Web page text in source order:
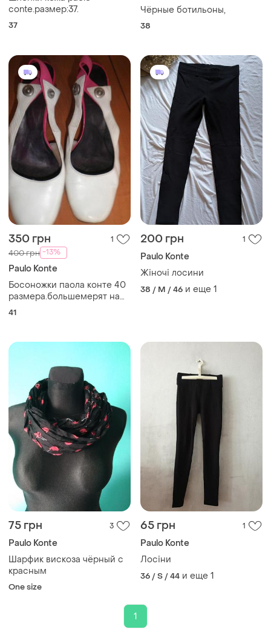
conte.размер:37.
37
Чёрные ботильоны,
38
350 грн 1
400 грн -13%
Paulo Konte
Босоножки паола конте 40
размера.большемерят на
41
41
200 грн 1
Paulo Konte
Жіночі лосини
38 / M / 46 и еще 1
75 грн 3
Paulo Konte
Шарфик вискоза чёрный с
красным
One size
65 грн 1
Paulo Konte
Лосіни
36 / S / 44 и еще 1
1